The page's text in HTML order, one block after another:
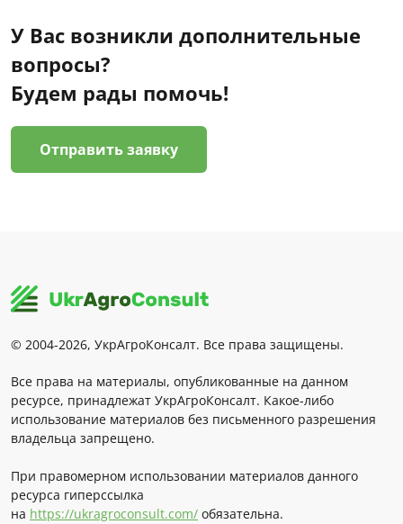
У Вас возникли дополнительные
вопросы?
Будем рады помочь!
Отправить заявку
© 2004-2026, УкрАгроКонсалт. Все права защищены.
Все права на материалы, опубликованные на данном
ресурсе, принадлежат УкрАгроКонсалт. Какое-либо
использование материалов без письменного разрешения
владельца запрещено.
При правомерном использовании материалов данного
ресурса гиперссылка
на https://ukragroconsult.com/ обязательна.